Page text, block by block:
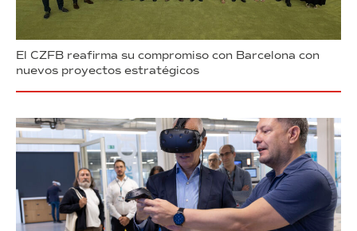
El CZFB reafirma su compromiso con Barcelona con
nuevos proyectos estratégicos